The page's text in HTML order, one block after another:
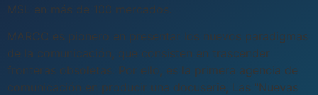
MSL en más de 100 mercados.
MARCO es pionero en presentar los nuevos paradigmas
de la comunicación, que consisten en trascender
fronteras obsoletas. Por ello, es la primera agencia de
comunicación en producir una docuserie, Las "Nuevas